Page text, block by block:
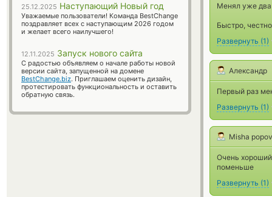
Менял уже два
Быстро,
Развернуть (1)
Александр
Первый раз
Развернуть (1)
Misha popov
Очень
поменьше
Развернуть (1)
25.12.2025 Наступающий Новый год
Уважаемые пользователи! Команда BestChange
поздравляет всех с наступающим 2026 годом
и желает всего наилучшего!
12.11.2025 Запуск нового сайта
С радостью объявляем о начале работы новой
версии сайта, запущенной на домене
BestChange.biz. Приглашаем оценить дизайн,
протестировать функциональность и оставить
обратную связь.